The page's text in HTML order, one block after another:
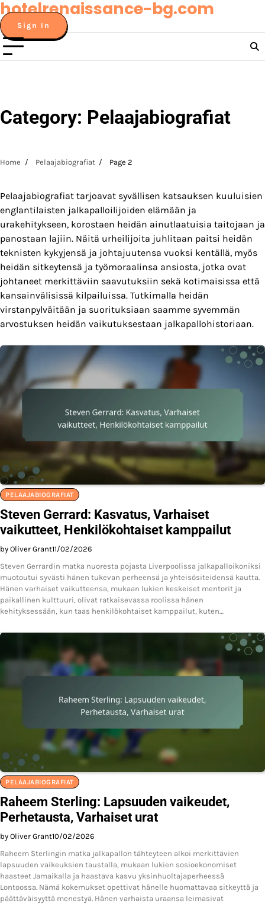
Skip
to
content
hotelrenaissance-bg.com
Sign In
Category: Pelaajabiografiat
Home Pelaajabiografiat Page 2
Pelaajabiografiat tarjoavat syvällisen katsauksen kuuluisien
englantilaisten jalkapalloilijoiden elämään ja
urakehitykseen, korostaen heidän ainutlaatuisia taitojaan ja
panostaan lajiin. Näitä urheilijoita juhlitaan paitsi heidän
teknisten kykyjensä ja johtajuutensa vuoksi kentällä, myös
heidän sitkeytensä ja työmoraalinsa ansiosta, jotka ovat
johtaneet merkittäviin saavutuksiin sekä kotimaisissa että
kansainvälisissä kilpailuissa. Tutkimalla heidän
virstanpylväitään ja suorituksiaan saamme syvemmän
arvostuksen heidän vaikutuksestaan jalkapallohistoriaan.
PELAAJABIOGRAFIAT
Steven Gerrard: Kasvatus, Varhaiset
vaikutteet, Henkilökohtaiset kamppailut
by Oliver Grant11/02/2026
Steven Gerrardin matka nuoresta pojasta Liverpoolissa jalkapalloikoniksi
muotoutui syvästi hänen tukevan perheensä ja yhteisösiteidensä kautta.
Hänen varhaiset vaikutteensa, mukaan lukien keskeiset mentorit ja
paikallinen kulttuuri, olivat ratkaisevassa roolissa hänen
kehityksessään, kun taas henkilökohtaiset kamppailut, kuten…
PELAAJABIOGRAFIAT
Raheem Sterling: Lapsuuden vaikeudet,
Perhetausta, Varhaiset urat
by Oliver Grant10/02/2026
Raheem Sterlingin matka jalkapallon tähteyteen alkoi merkittävien
lapsuuden vaikeuksien taustalla, mukaan lukien sosioekonomiset
haasteet Jamaikalla ja haastava kasvu yksinhuoltajaperheessä
Lontoossa. Nämä kokemukset opettivat hänelle huomattavaa sitkeyttä ja
päättäväisyyttä menestyä. Hänen varhaista uraansa leimasivat